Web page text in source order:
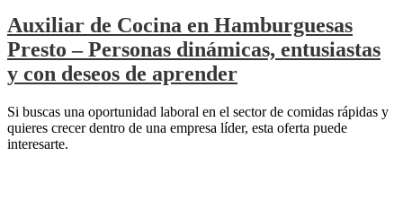
Auxiliar de Cocina en Hamburguesas
Presto – Personas dinámicas, entusiastas
y con deseos de aprender
Si buscas una oportunidad laboral en el sector de comidas rápidas y
quieres crecer dentro de una empresa líder, esta oferta puede
interesarte.